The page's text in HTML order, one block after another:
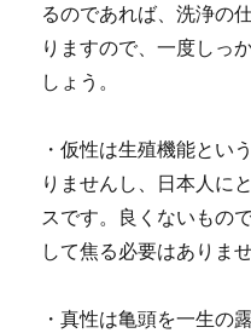
るのであれば、洗浄の
りますので、一度しっ
しょう。
・仮性は生殖機能とい
りませんし、日本人に
スです。良くないもの
して焦る必要はありませ
・真性は亀頭を一生の